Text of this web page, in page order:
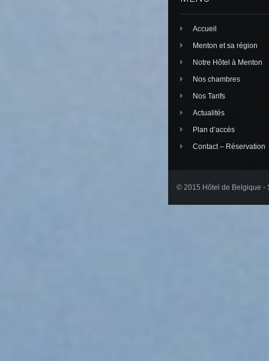
Accueil
Menton et sa région
Notre Hôtel à Menton
Nos chambres
Nos Tarifs
Actualités
Plan d’accès
Contact – Réservation
© 2015 Hôtel de Belgique -